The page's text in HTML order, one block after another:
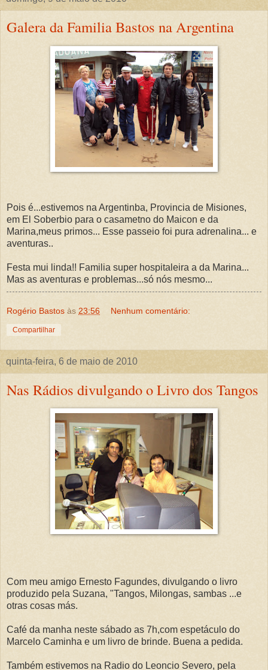
Galera da Familia Bastos na Argentina
Pois é...estivemos na Argentinba, Provincia de Misiones,
em El Soberbio para o casametno do Maicon e da
Marina,meus primos... Esse passeio foi pura adrenalina... e
aventuras..
Festa mui linda!! Familia super hospitaleira a da Marina...
Mas as aventuras e problemas...só nós mesmo...
Rogério Bastos às 23:56 Nenhum comentário:
Compartilhar
quinta-feira, 6 de maio de 2010
Nas Rádios divulgando o Livro dos Tangos
Com meu amigo Ernesto Fagundes, divulgando o livro
produzido pela Suzana, "Tangos, Milongas, sambas ...e
otras cosas más.
Café da manha neste sábado as 7h,com espetáculo do
Marcelo Caminha e um livro de brinde. Buena a pedida.
Também estivemos na Radio do Leoncio Severo, pela